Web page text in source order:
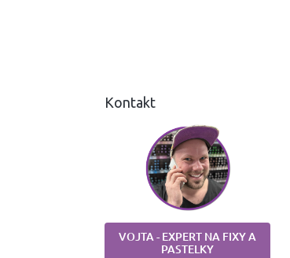
Kontakt
VOJTA - EXPERT NA FIXY A
PASTELKY